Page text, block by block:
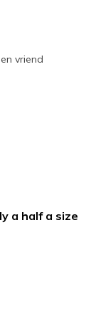
vriend
a half a size